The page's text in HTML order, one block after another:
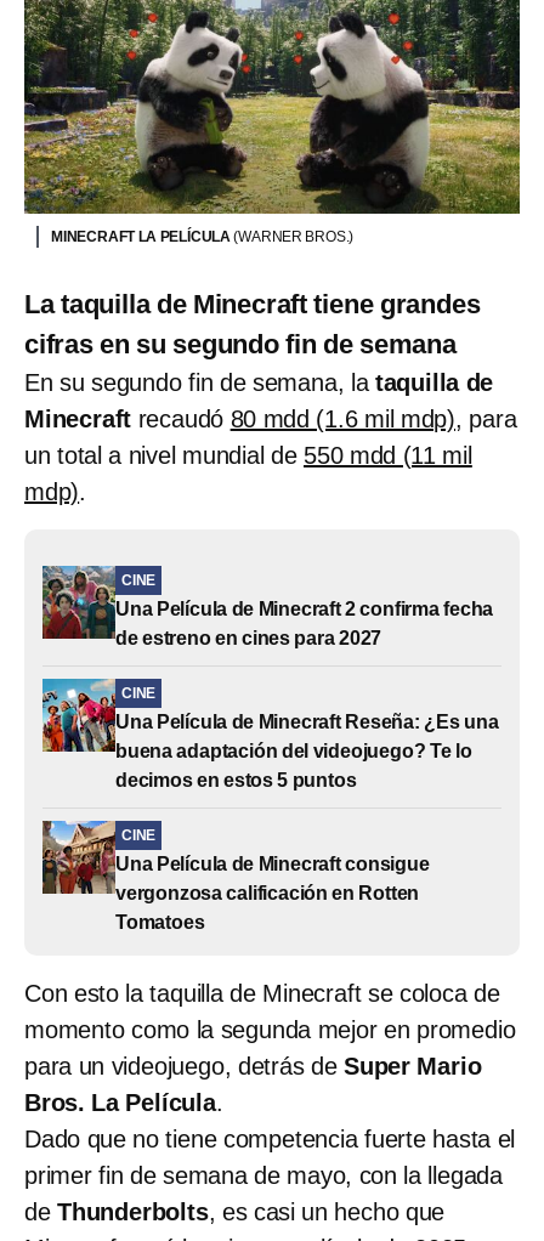
MINECRAFT LA PELÍCULA(WARNER BROS.)
La taquilla de Minecraft tiene grandes
cifras en su segundo fin de semana
En su segundo fin de semana, la taquilla de
Minecraft recaudó 80 mdd (1.6 mil mdp), para
un total a nivel mundial de 550 mdd (11 mil
mdp).
CINE
Una Película de Minecraft 2 confirma fecha
de estreno en cines para 2027
CINE
Una Película de Minecraft Reseña: ¿Es una
buena adaptación del videojuego? Te lo
decimos en estos 5 puntos
CINE
Una Película de Minecraft consigue
vergonzosa calificación en Rotten
Tomatoes
Con esto la taquilla de Minecraft se coloca de
momento como la segunda mejor en promedio
para un videojuego, detrás deSuper Mario
Bros. La Película.
Dado que no tiene competencia fuerte hasta el
primer fin de semana de mayo, con la llegada
de Thunderbolts, es casi un hecho que